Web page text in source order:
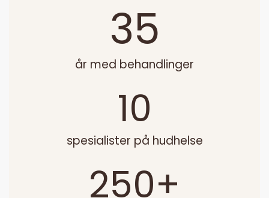
år med behandlinger
35
spesialister på hudhelse
10
250+